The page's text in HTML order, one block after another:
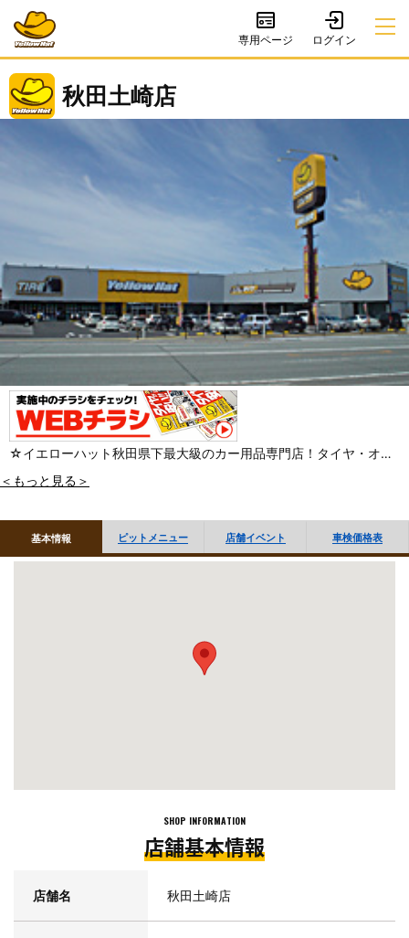
専用ページ
秋田土崎店
☆イエローハット秋田県下最大級のカー用品専門店！タイヤ・オイ
ル・バッテリーの交換作業はもちろん鈑金塗装工場完備。ボディの
のメンテナンス～ドレスアップ♪まで、何でもお任せください！豊富
な品揃えで皆様のご来店をスタッフ一同、心よりお待ちしておりま
■作業のご予約はお電話でも受付しております
当店へお電話ください。（※電話でのご予約は交換商品ご購入の場
＜もっと見る＞
基本情報 ピットメニュー 店舗イベント 車検価格表
SHOP INFORMATION
店舗基本情報
店舗名 秋田土崎店